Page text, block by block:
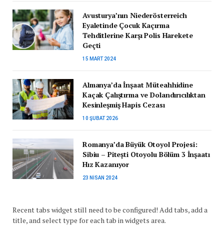
Avusturya’nın Niederösterreich
Eyaletinde Çocuk Kaçırma
Tehditlerine Karşı Polis Harekete
Geçti
15 MART 2024
Almanya’da İnşaat Müteahhidine
Kaçak Çalıştırma ve Dolandırıcılıktan
Kesinleşmiş Hapis Cezası
10 ŞUBAT 2026
Romanya’da Büyük Otoyol Projesi:
Sibiu – Pitești Otoyolu Bölüm 3 İnşaatı
Hız Kazanıyor
23 NISAN 2024
Recent tabs widget still need to be configured! Add tabs, add a
title, and select type for each tab in widgets area.